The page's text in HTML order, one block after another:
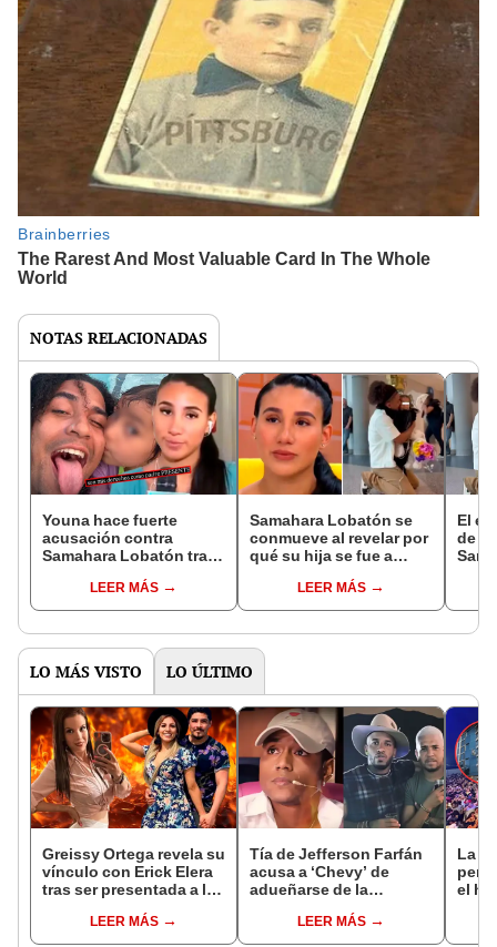
NOTAS RELACIONADAS
Youna hace fuerte
acusación contra
Samahara Lobatón tras
hija en Estados Unidos:
"Para verla tengo que
LEER MÁS
Samahara Lobatón se
conmueve al revelar por
qué su hija se fue a
padre, Youna: “Es mi
mayor acto de amor”
LEER MÁS
El
de
LO MÁS VISTO LO ÚLTIMO
Greissy Ortega revela su
vínculo con Erick Elera
tras ser presentada a la
Pastor: “Es muy amigo
mío”
LEER MÁS
Tía de Jefferson Farfán
acusa a ‘Chevy’ de
adueñarse de la
Cri': “Un hipócrita y
malagradecido”
LEER MÁS
La
el
un